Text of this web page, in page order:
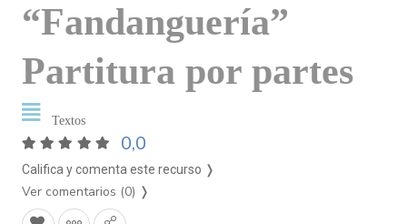
“Fandanguería”
Partitura por partes
Textos
0,0
Califica y comenta este recurso ❭
Ver comentarios (0) ❭